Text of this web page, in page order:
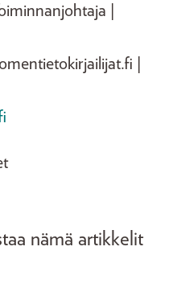
|
|
nämä artikkelit